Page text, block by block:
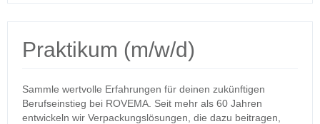
Praktikum (m/w/d)
Sammle wertvolle Erfahrungen für deinen zukünftigen
Berufseinstieg bei ROVEMA. Seit mehr als 60 Jahren
entwickeln wir Verpackungslösungen, die dazu beitragen,